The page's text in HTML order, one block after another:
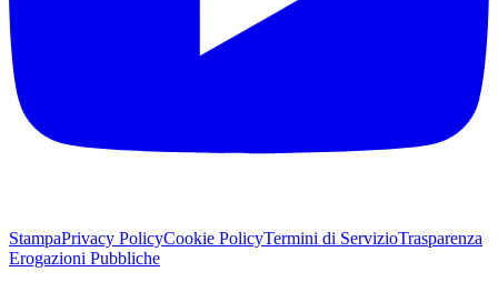
StampaPrivacy PolicyCookie PolicyTermini di ServizioTrasparenza
Erogazioni Pubbliche